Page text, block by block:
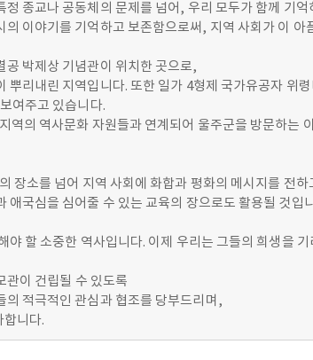
정 종교나 공동체의 문제를 넘어, 우리 모두가 함께 기
의 이야기를 기억하고 보존함으로써, 지역 사회가 이 아
공 박제상 기념관이 위치한 곳으로,
뿌리내린 지역입니다. 또한 일가 4형제 국가유공자 위
여주고 있습니다.
역의 역사문화 자원들과 연계되어 울주군을 방문하는
장소를 넘어 지역 사회에 화합과 평화의 메시지를 전하
애국심을 심어줄 수 있는 교육의 장으로도 활용될 것입
야 할 소중한 역사입니다. 이제 우리는 그들의 희생을
관이 건립될 수 있도록
의 적극적인 관심과 협조를 당부드리며,
합니다.